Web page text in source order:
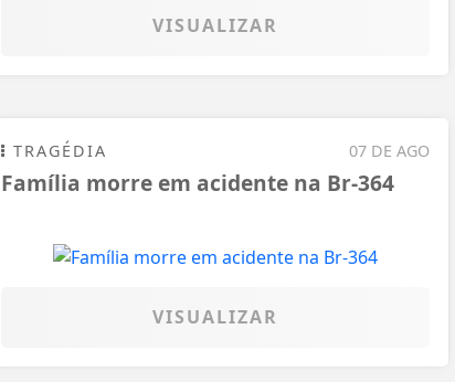
VISUALIZAR
07 DE AGO
TRAGÉDIA
Família morre em acidente na Br-364
VISUALIZAR